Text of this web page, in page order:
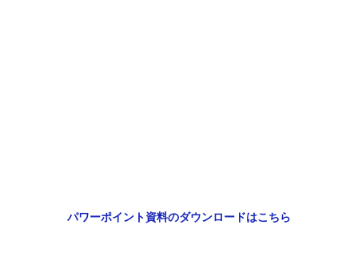
パワーポイント資料のダウンロードはこちら